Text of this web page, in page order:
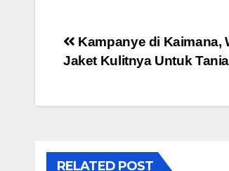
Post
navigation
Kampanye di Kaimana,
Jaket Kulitnya Untuk Tania
RELATED POST